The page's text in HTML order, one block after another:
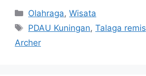
Kategori
Olahraga,Wisata
Tag
PDAU Kuningan,Talaga remis
Archer